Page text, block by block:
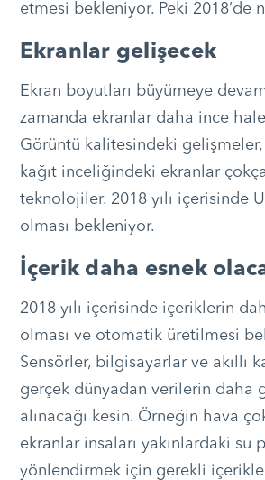
Teknoloji
etmesi bekleniyor. Peki 2018’de
Ekranlar gelişecek
Ekran boyutları büyümeye
zamanda ekranlar daha ince
Görüntü kalitesindeki gelişmeler,
kağıt inceliğindeki ekranlar
teknolojiler. 2018 yılı içerisinde
olması bekleniyor.
İçerik daha esnek
2018 yılı içerisinde içeriklerin
olması ve otomatik üretilmesi
Sensörler, bilgisayarlar ve akıllı
gerçek dünyadan verilerin daha
alınacağı kesin. Örneğin hava
ekranlar insaları yakınlardaki su
yönlendirmek için gerekli